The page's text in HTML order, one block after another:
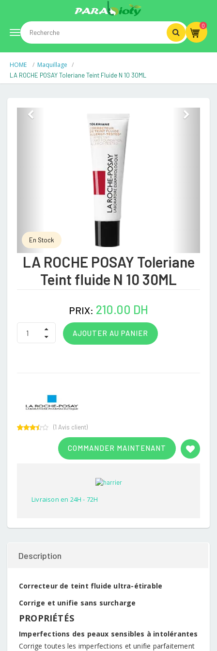
Toggle
navigation
0
HOME Maquillage
LA ROCHE POSAY Toleriane Teint Fluide N 10 30ML
En Stock
LA ROCHE POSAY Toleriane
Teint fluide N 10 30ML
PRIX: 210.00 DH
AJOUTER AU PANIER
COMMANDER MAINTENANT
(1 Avis client)
Livraison en 24H - 72H
Description
Correcteur de teint fluide ultra-étirable
Corrige et unifie sans surcharge
PROPRIÉTÉS
Imperfections des peaux sensibles à intolérantes
Corrige toutes les imperfections et unifie parfaitement